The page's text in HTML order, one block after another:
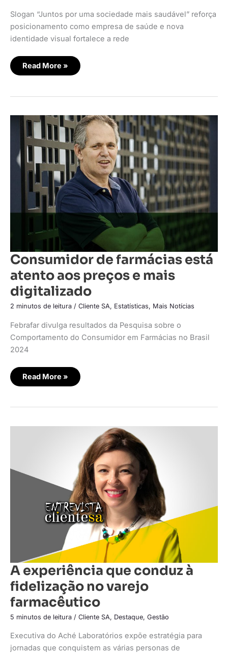
Slogan “Juntos por uma sociedade mais saudável” reforça
posicionamento como empresa de saúde e nova
identidade visual fortalece a rede
Read More »
Consumidor de farmácias está
atento aos preços e mais
digitalizado
2 minutos de leitura / Cliente SA, Estatísticas, Mais Notícias
Febrafar divulga resultados da Pesquisa sobre o
Comportamento do Consumidor em Farmácias no Brasil
2024
Consumidor
farmácias
está
atento
aos
preços
mais
digitalizado
Read More »
A experiência que conduz à
fidelização no varejo
farmacêutico
5 minutos de leitura / Cliente SA, Destaque, Gestão
Executiva do Aché Laboratórios expõe estratégia para
jornadas que conquistem as várias personas de
A
no
varejo
farmacêutico